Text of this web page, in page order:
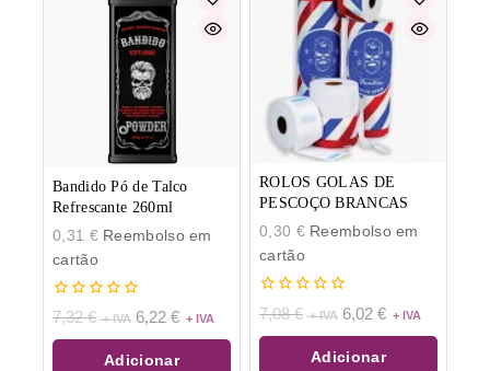
Bandido Pó de Talco
Refrescante 260ml
0,31 €Reembolso em
cartão
0
de
5
7,32€ 6,22 €
Adicionar
ROLOS GOLAS DE
PESCOÇO BRANCAS
0,30 €Reembolso em
cartão
0
de
5
7,08€ 6,02 €
Adicionar